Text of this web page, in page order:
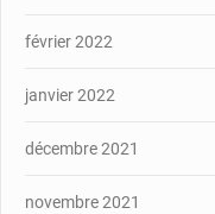
février 2022
janvier 2022
décembre 2021
novembre 2021